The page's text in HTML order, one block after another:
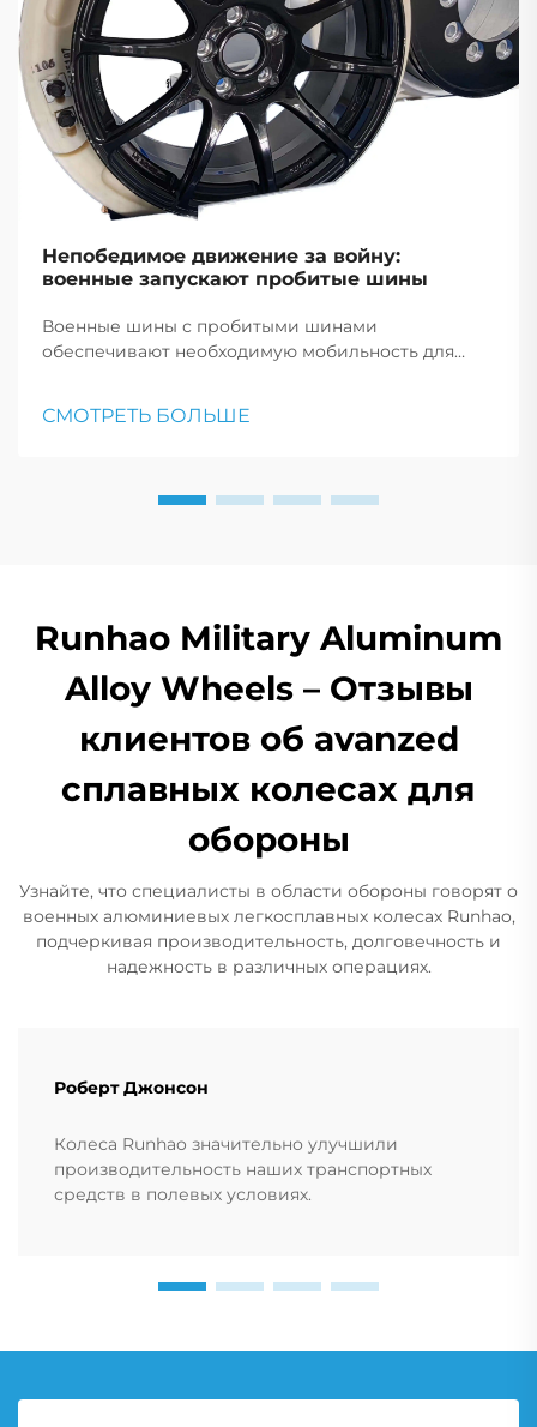
Непобедимое движение за войну:
военные запускают пробитые шины
Военные шины с пробитыми шинами
обеспечивают необходимую мобильность для
что имеет решающее значение для тактических
СМОТРЕТЬ БОЛЬШЕ
Runhao Military Aluminum
Alloy Wheels – Отзывы
клиентов об avanzed
сплавных колесах для
обороны
Узнайте, что специалисты в области обороны говорят о
военных алюминиевых легкосплавных колесах Runhao,
подчеркивая производительность, долговечность и
надежность в различных операциях.
Роберт Джонсон
Колеса Runhao значительно улучшили
производительность наших транспортных
средств в полевых условиях.